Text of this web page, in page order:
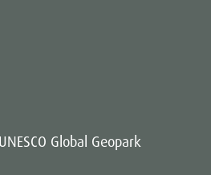
Global Geopark